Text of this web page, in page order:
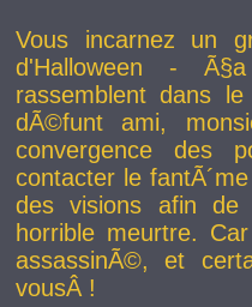
Vous incarnez un
d'Halloween -
rassemblent dans
dÃ©funt ami,
convergence des
contacter le
des visions afin
horrible meurtre.
assassinÃ©, et
vousÂ !